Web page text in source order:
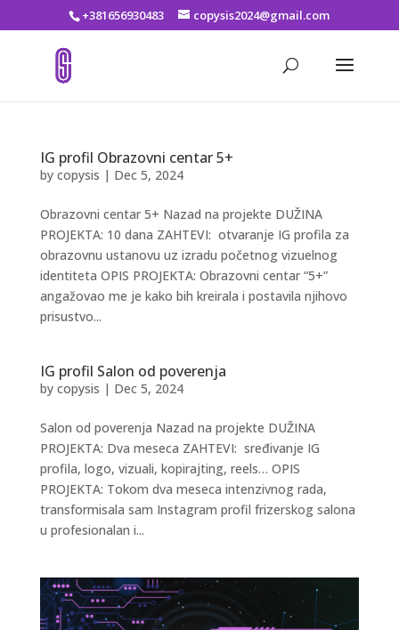
+381656930483 copysis2024@gmail.com
IG profil Obrazovni centar 5+
by copysis | Dec 5, 2024
Obrazovni centar 5+ Nazad na projekte DUŽINA
PROJEKTA: 10 dana ZAHTEVI: otvaranje IG profila za
obrazovnu ustanovu uz izradu početnog vizuelnog
identiteta OPIS PROJEKTA: Obrazovni centar “5+”
angažovao me je kako bih kreirala i postavila njihovo
prisustvo...
IG profil Salon od poverenja
by copysis | Dec 5, 2024
Salon od poverenja Nazad na projekte DUŽINA
PROJEKTA: Dva meseca ZAHTEVI: sređivanje IG
profila, logo, vizuali, kopirajting, reels… OPIS
PROJEKTA: Tokom dva meseca intenzivnog rada,
transformisala sam Instagram profil frizerskog salona
u profesionalan i...